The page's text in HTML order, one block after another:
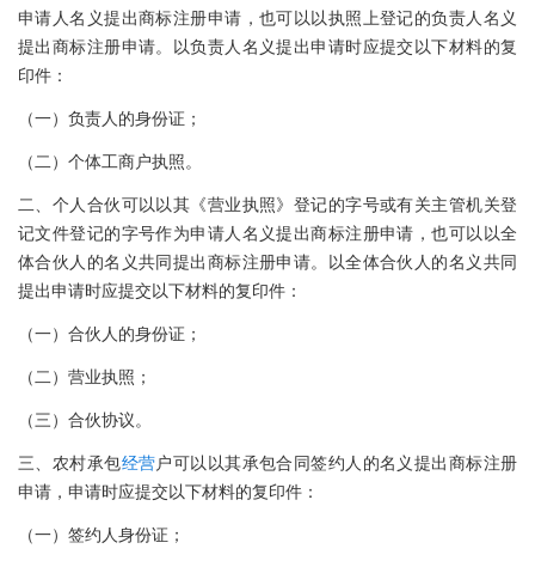
申请人名义提出商标注册申请，也可以以执照上登记的负责人名义
提出商标注册申请。以负责人名义提出申请时应提交以下材料的复
印件：
（一）负责人的身份证；
（二）个体工商户执照。
二、个人合伙可以以其《营业执照》登记的字号或有关主管机关登
记文件登记的字号作为申请人名义提出商标注册申请，也可以以全
体合伙人的名义共同提出商标注册申请。以全体合伙人的名义共同
提出申请时应提交以下材料的复印件：
（一）合伙人的身份证；
（二）营业执照；
（三）合伙协议。
三、农村承包经营户可以以其承包合同签约人的名义提出商标注册
申请，申请时应提交以下材料的复印件：
（一）签约人身份证；